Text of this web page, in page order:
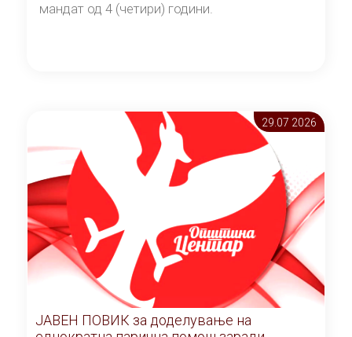
мандат од 4 (четири) години.
29.07 2026
ЈАВЕН ПОВИК за доделување на